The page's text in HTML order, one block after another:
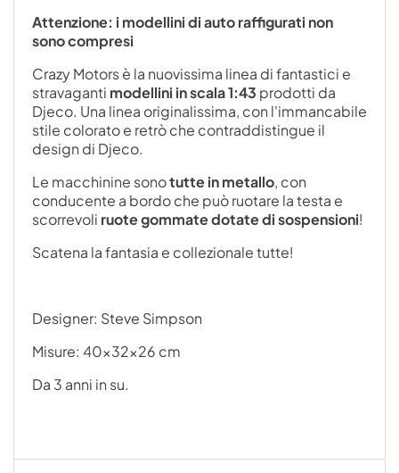
Attenzione: i modellini di auto raffigurati non
sono compresi
Crazy Motors è la nuovissima linea di fantastici e
stravaganti modellini in scala 1:43 prodotti da
Djeco. Una linea originalissima, con l'immancabile
stile colorato e retrò che contraddistingue il
design di Djeco.
Le macchinine sonotutte in metallo, con
conducente a bordo che può ruotare la testa e
scorrevoli ruote gommate dotate di sospensioni!
Scatena la fantasia e collezionale tutte!
Designer: Steve Simpson
Misure: 40x32x26 cm
Da 3 anni in su.